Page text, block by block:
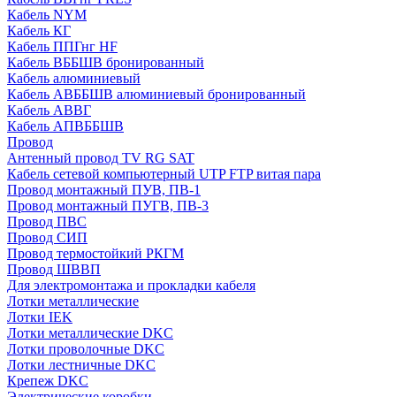
Кабель NYM
Кабель КГ
Кабель ППГнг HF
Кабель ВББШВ бронированный
Кабель алюминиевый
Кабель АВББШВ алюминиевый бронированный
Кабель АВВГ
Кабель АПВББШВ
Провод
Антенный провод TV RG SAT
Кабель сетевой компьютерный UTP FTP витая пара
Провод монтажный ПУВ, ПВ-1
Провод монтажный ПУГВ, ПВ-3
Провод ПВС
Провод СИП
Провод термостойкий РКГМ
Провод ШВВП
Для электромонтажа и прокладки кабеля
Лотки металлические
Лотки IEK
Лотки металлические DKC
Лотки проволочные DKC
Лотки лестничные DKC
Крепеж DKC